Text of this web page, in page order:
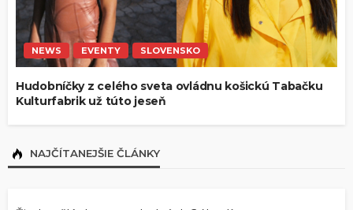
NEWS EVENTY SLOVENSKO
Hudobníčky z celého sveta ovládnu košickú Tabačku
Kulturfabrik už túto jeseň
NAJČÍTANEJŠIE ČLÁNKY